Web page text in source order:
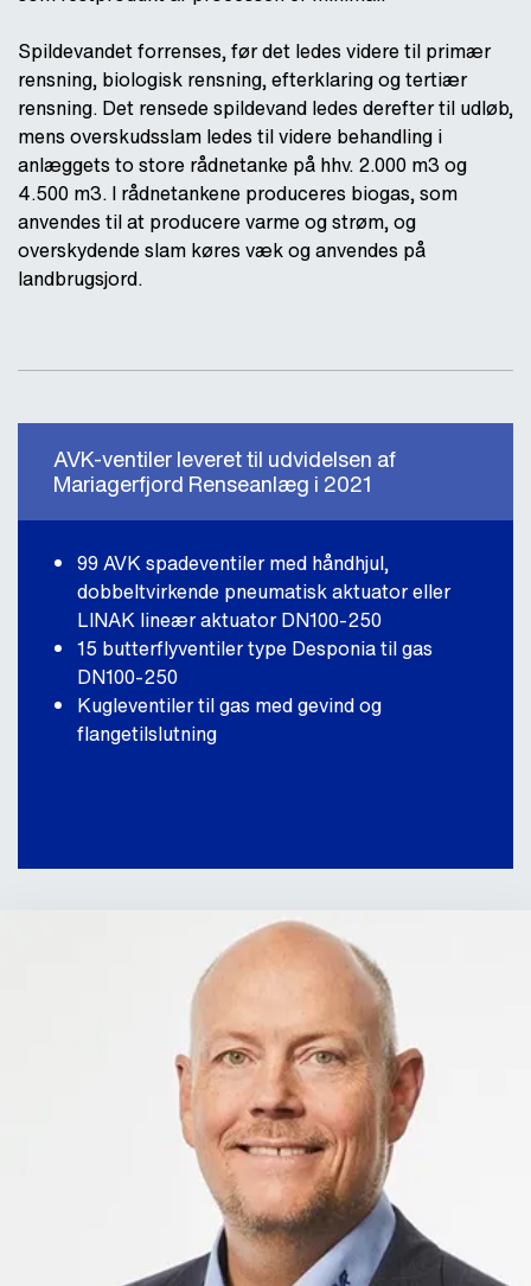
Spildevandet forrenses, før det ledes videre til primær
rensning, biologisk rensning, efterklaring og tertiær
rensning. Det rensede spildevand ledes derefter til udløb,
mens overskudsslam ledes til videre behandling i
anlæggets to store rådnetanke på hhv. 2.000 m3 og
4.500 m3. I rådnetankene produceres biogas, som
anvendes til at producere varme og strøm, og
overskydende slam køres væk og anvendes på
landbrugsjord.
AVK-ventiler leveret til udvidelsen af
Mariagerfjord Renseanlæg i 2021
99 AVK spadeventiler med håndhjul,
dobbeltvirkende pneumatisk aktuator eller
LINAK lineær aktuator DN100-250
15 butterflyventiler type Desponia til gas
DN100-250
Kugleventiler til gas med gevind og
flangetilslutning